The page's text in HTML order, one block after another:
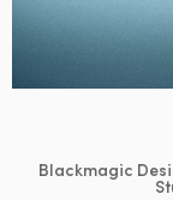
Hong
Blackmagic